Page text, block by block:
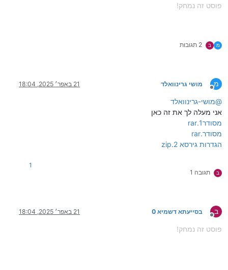
פוסט זה נמחק!
מ ב 2 תגובות
מ
מנותק
מושי גרינוואלד 21 באפר׳ 2025, 18:04
@מושי-גרינוואלד
אני מעלה לך את זה כאן
מסודר1.rar
מסודר.rar
הגדרות גירסא 2.zip
ב תגובה 1
1
ב
מנותק
בסייעתא דשמיא 0 21 באפר׳ 2025, 18:04
פוסט זה נמחק!